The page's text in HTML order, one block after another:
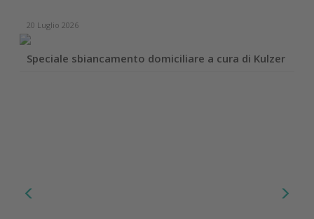
20 Luglio 2026
Speciale sbiancamento domiciliare a cura di Kulzer